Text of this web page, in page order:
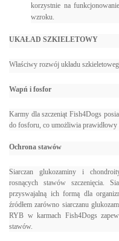
korzystnie na
wzroku.
UKAŁAD SZKIELETOWY
Właściwy rozwój układu
Wapń i fosfor
Karmy dla szczeniąt Fish4Dogs
do fosforu, co umożliwia
Ochrona stawów
Siarczan glukozaminy i
rosnących stawów szczenięcia.
przyswajalną ich formą dla
źródłem zarówno siarczanu
RYB w karmach Fish4Dogs
stawów.